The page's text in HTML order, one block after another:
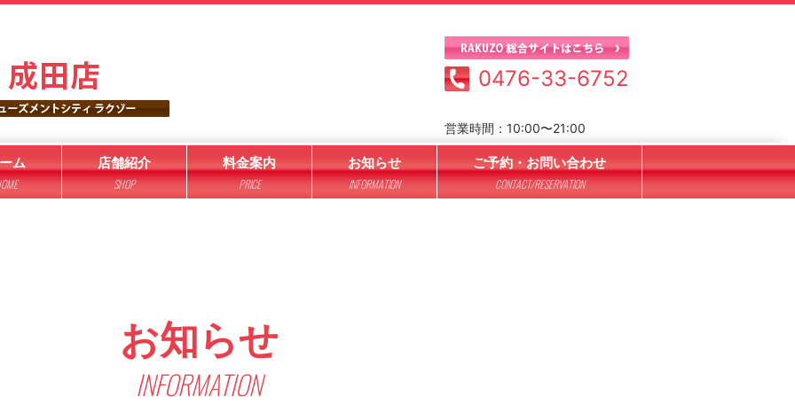
0476-33-6752
営業時間：10:00〜21:00
ム 店舗紹介
SHOP
料金案内
PRICE
お知らせ
INFORMATION
ご予約・お問い合わせ
CONTACT/RESERVATION
お知らせ
INFORMATION